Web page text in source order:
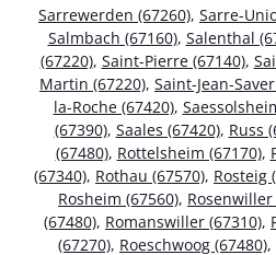
Sarrewerden (67260), Sarre-
Salmbach (67160), Salenthal
(67220), Saint-Pierre (67140),
Martin (67220), Saint-Jean-
la-Roche (67420),
(67390), Saales (67420), Russ
(67480), Rottelsheim (67170),
(67340), Rothau (67570), Rosteig
Rosheim (67560), Rosenwiller
(67480), Romanswiller (67310),
(67270), Roeschwoog (67480),